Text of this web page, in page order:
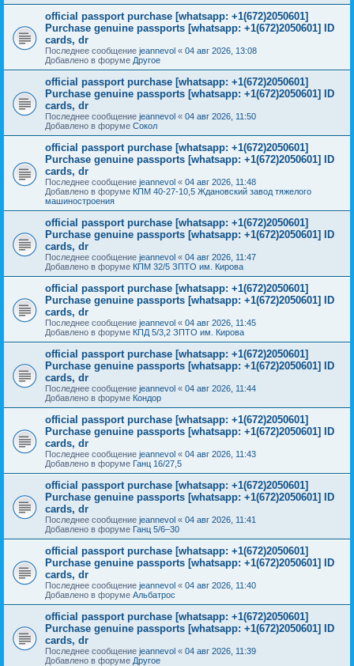
official passport purchase [whatsapp: +1(672)2050601]
Purchase genuine passports [whatsapp: +1(672)2050601] ID
cards, dr
Последнее сообщение jeannevol « 04 авг 2026, 13:08
Добавлено в форуме Другое
official passport purchase [whatsapp: +1(672)2050601]
Purchase genuine passports [whatsapp: +1(672)2050601] ID
cards, dr
Последнее сообщение jeannevol « 04 авг 2026, 11:50
Добавлено в форуме Сокол
official passport purchase [whatsapp: +1(672)2050601]
Purchase genuine passports [whatsapp: +1(672)2050601] ID
cards, dr
Последнее сообщение jeannevol « 04 авг 2026, 11:48
Добавлено в форуме КПМ 40-27-10,5 Ждановский завод тяжелого
машиностроения
official passport purchase [whatsapp: +1(672)2050601]
Purchase genuine passports [whatsapp: +1(672)2050601] ID
cards, dr
Последнее сообщение jeannevol « 04 авг 2026, 11:47
Добавлено в форуме КПМ 32/5 ЗПТО им. Кирова
official passport purchase [whatsapp: +1(672)2050601]
Purchase genuine passports [whatsapp: +1(672)2050601] ID
cards, dr
Последнее сообщение jeannevol « 04 авг 2026, 11:45
Добавлено в форуме КПД 5/3,2 ЗПТО им. Кирова
official passport purchase [whatsapp: +1(672)2050601]
Purchase genuine passports [whatsapp: +1(672)2050601] ID
cards, dr
Последнее сообщение jeannevol « 04 авг 2026, 11:44
Добавлено в форуме Кондор
official passport purchase [whatsapp: +1(672)2050601]
Purchase genuine passports [whatsapp: +1(672)2050601] ID
cards, dr
Последнее сообщение jeannevol « 04 авг 2026, 11:43
Добавлено в форуме Ганц 16/27,5
official passport purchase [whatsapp: +1(672)2050601]
Purchase genuine passports [whatsapp: +1(672)2050601] ID
cards, dr
Последнее сообщение jeannevol « 04 авг 2026, 11:41
Добавлено в форуме Ганц 5/6–30
official passport purchase [whatsapp: +1(672)2050601]
Purchase genuine passports [whatsapp: +1(672)2050601] ID
cards, dr
Последнее сообщение jeannevol « 04 авг 2026, 11:40
Добавлено в форуме Альбатрос
official passport purchase [whatsapp: +1(672)2050601]
Purchase genuine passports [whatsapp: +1(672)2050601] ID
cards, dr
Последнее сообщение jeannevol « 04 авг 2026, 11:39
Добавлено в форуме Другое